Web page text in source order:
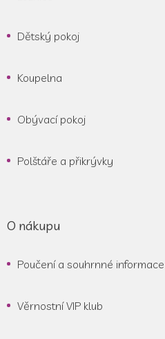
Dětský pokoj
Koupelna
Obývací pokoj
Polštáře a přikrývky
O nákupu
Poučení a souhrnné
Věrnostní VIP klub